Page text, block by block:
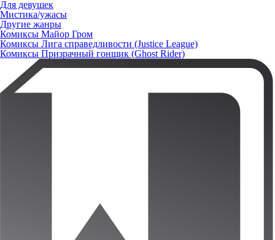
Для девушек
Мистика/ужасы
Другие жанры
Комиксы Майор Гром
Комиксы Лига справедливости (Justice League)
Комиксы Призрачный гонщик (Ghost Rider)